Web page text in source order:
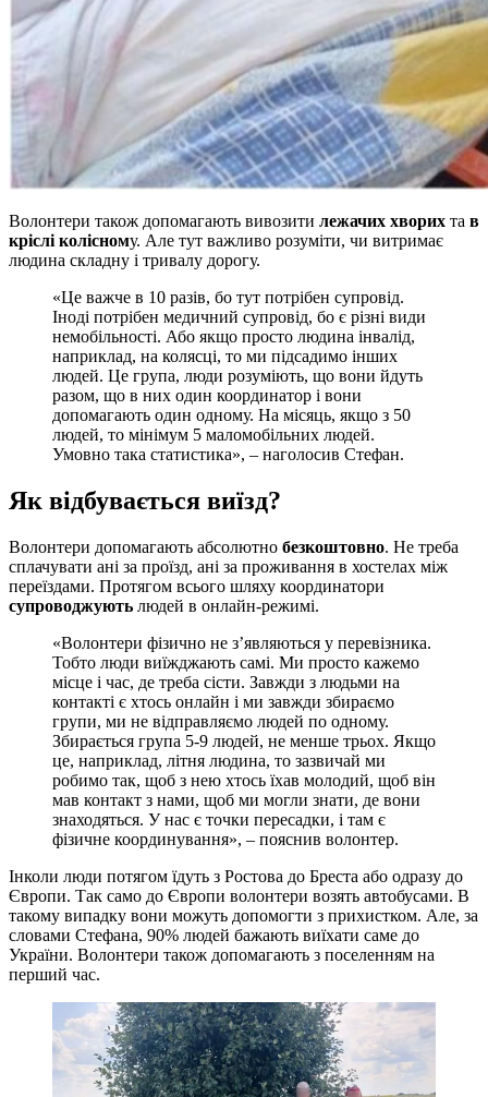
Волонтери також допомагають вивозити лежачих хворих та в
кріслі колісному. Але тут важливо розуміти, чи витримає
людина складну і тривалу дорогу.
«Це важче в 10 разів, бо тут потрібен супровід.
Іноді потрібен медичний супровід, бо є різні види
немобільності. Або якщо просто людина інвалід,
наприклад, на колясці, то ми підсадимо інших
людей. Це група, люди розуміють, що вони йдуть
разом, що в них один координатор і вони
допомагають один одному. На місяць, якщо з 50
людей, то мінімум 5 маломобільних людей.
Умовно така статистика», – наголосив Стефан.
Як відбувається виїзд?
Волонтери допомагають абсолютно безкоштовно. Не треба
сплачувати ані за проїзд, ані за проживання в хостелах між
переїздами. Протягом всього шляху координатори
супроводжують людей в онлайн-режимі.
«Волонтери фізично не з’являються у перевізника.
Тобто люди виїжджають самі. Ми просто кажемо
місце і час, де треба сісти. Завжди з людьми на
контакті є хтось онлайн і ми завжди збираємо
групи, ми не відправляємо людей по одному.
Збирається група 5-9 людей, не менше трьох. Якщо
це, наприклад, літня людина, то зазвичай ми
робимо так, щоб з нею хтось їхав молодий, щоб він
мав контакт з нами, щоб ми могли знати, де вони
знаходяться. У нас є точки пересадки, і там є
фізичне координування», – пояснив волонтер.
Інколи люди потягом їдуть з Ростова до Бреста або одразу до
Європи. Так само до Європи волонтери возять автобусами. В
такому випадку вони можуть допомогти з прихистком. Але, за
словами Стефана, 90% людей бажають виїхати саме до
України. Волонтери також допомагають з поселенням на
перший час.